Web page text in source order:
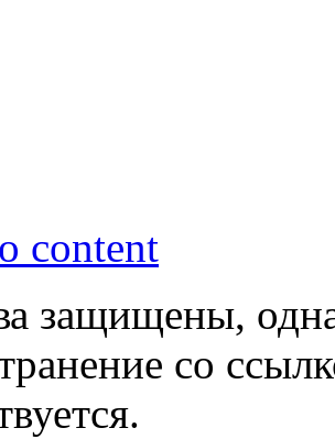
content
защищены,
со